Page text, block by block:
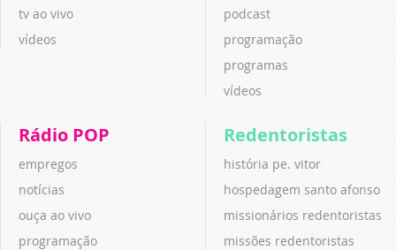
tv ao vivo
vídeos
podcast
programação
programas
vídeos
Rádio POP
empregos
notícias
ouça ao vivo
programação
Redentoristas
história pe. vitor
hospedagem santo afonso
missionários redentoristas
missões redentoristas